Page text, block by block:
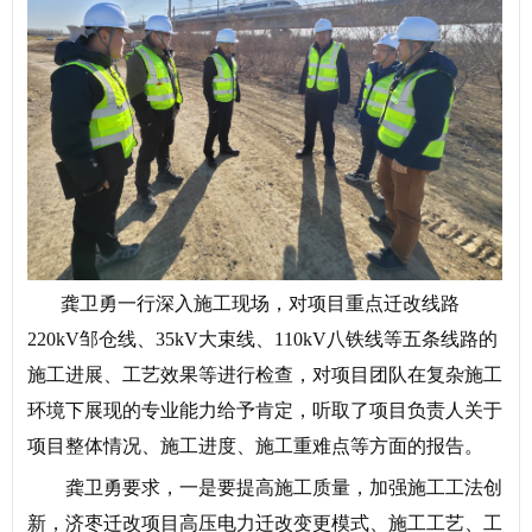
龚卫勇一行深入施工现场，对项目重点迁改线路
220kV邹仓线、35kV大束线、110kV八铁线等五条线路的
施工进展、工艺效果等进行检查，对项目团队在复杂施工
环境下展现的专业能力给予肯定，听取了项目负责人关于
项目整体情况、施工进度、施工重难点等方面的报告。
龚卫勇要求，一是要提高施工质量，加强施工工法创
新，济枣迁改项目高压电力迁改变更模式、施工工艺、工